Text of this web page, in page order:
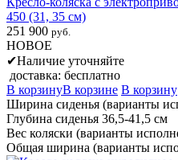
450 (31, 35 см)
251 900 руб.
НОВОЕ
✔Наличие уточняйте
доставка: бесплатно
В корзинуВ корзине В корзину
Ширина сиденья (варианты
Глубина сиденья 36,5-41,5 см
Вес коляски (варианты
Общая ширина (варианты